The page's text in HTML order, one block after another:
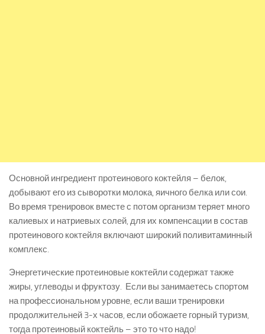
Основной ингредиент протеинового коктейля – белок,
добывают его из сыворотки молока, яичного белка или сои.
Во время тренировок вместе с потом организм теряет много
калиевых и натриевых солей, для их компенсации в состав
протеинового коктейля включают широкий поливитаминный
комплекс.
Энергетические протеиновые коктейли содержат также
жиры, углеводы и фруктозу. Если вы занимаетесь спортом
на профессиональном уровне, если ваши тренировки
продолжительней 3-х часов, если обожаете горный туризм,
тогда протеиновый коктейль – это то что надо!